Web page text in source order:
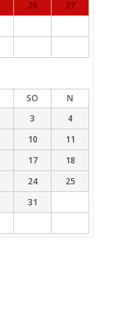
26
27
SO
N
3
4
10
11
17
18
24
25
31